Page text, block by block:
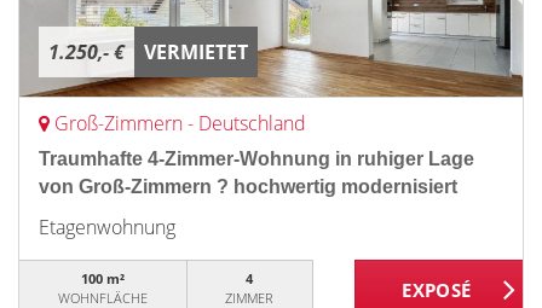
1.250,- € VERMIETET
Groß-Zimmern - Deutschland
Traumhafte 4-Zimmer-Wohnung in ruhiger Lage
von Groß-Zimmern ? hochwertig modernisiert
Etagenwohnung
100 m²
WOHNFLÄCHE
4
ZIMMER